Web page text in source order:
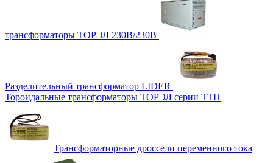
трансформаторы ТОРЭЛ 230В/230В
Разделительный трансформатор LIDER
Тороидальные трансформаторы ТОРЭЛ серии ТТП
Трансформаторные дроссели переменного тока